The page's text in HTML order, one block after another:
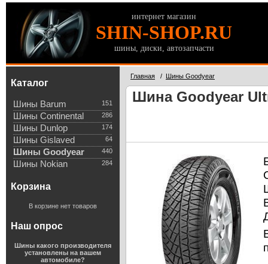
интернет магазин
SHIN-SHOP.RU
шины, диски, автозапчасти
Каталог
151
Шины Barum
286
Шины Continental
174
Шины Dunlop
64
Шины Gislaved
440
Шины Goodyear
284
Шины Nokian
Корзина
В корзине нет товаров
Наш опрос
Шины какого производителя
установлены на вашем
автомобиле?
Главная / Шины Goodyear
Шина Goodyear